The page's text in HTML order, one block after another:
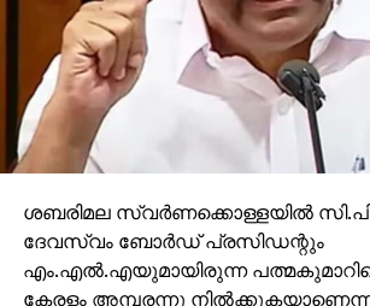
ശബരിമല സ്വര്‍ണക്കൊള്ളയില്‍
ദേവസ്വം ബോര്‍ഡ് പ്രസിഡന്റും
എം.എല്‍.എയുമായിരുന്ന
കേരളം അമ്പരന്നു